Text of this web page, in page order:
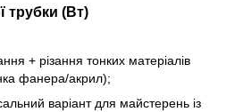
трубки (Вт)
+ різання тонких матеріалів
фанера/акрил);
варіант для майстерень із